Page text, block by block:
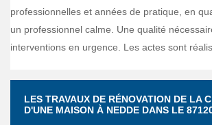
professionnelles et années de pratique, en
un professionnel calme. Une qualité
interventions en urgence. Les actes sont
LES TRAVAUX DE RÉNOVATION DE LA
D'UNE MAISON À NEDDE DANS LE